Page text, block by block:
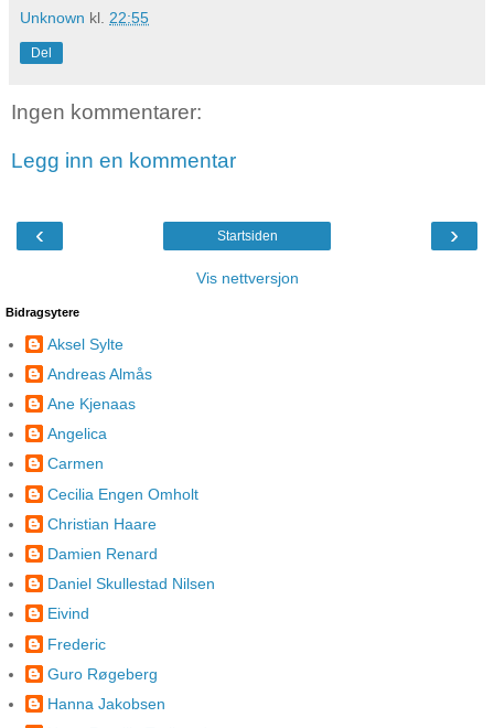
Unknown kl. 22:55
Del
Ingen kommentarer:
Legg inn en kommentar
‹ ›
Startsiden
Vis nettversjon
Bidragsytere
Aksel Sylte
Andreas Almås
Ane Kjenaas
Angelica
Carmen
Cecilia Engen Omholt
Christian Haare
Damien Renard
Daniel Skullestad Nilsen
Eivind
Frederic
Guro Røgeberg
Hanna Jakobsen